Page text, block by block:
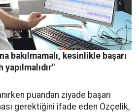
bakılmamalı, kesinlikle başarı
puandan ziyade başarı
gerektiğini ifade eden Özçelik,